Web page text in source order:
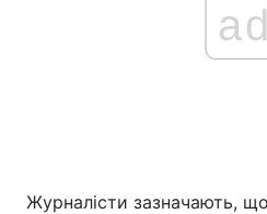
ad
Журналісти зазначають,